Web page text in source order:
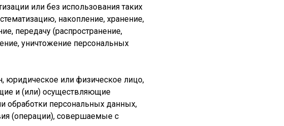
или без использования таких
накопление, хранение,
передачу (распространение,
уничтожение персональных
юридическое или физическое лицо,
и (или) осуществляющие
обработки персональных данных,
(операции), совершаемые с